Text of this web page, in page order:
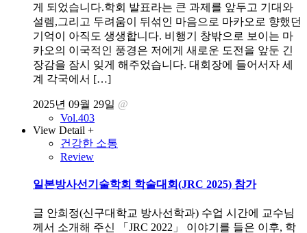
게 되었습니다.학회 발표라는 큰 과제를 앞두고 기대와
설렘,그리고 두려움이 뒤섞인 마음으로 마카오로 향했던
기억이 아직도 생생합니다. 비행기 창밖으로 보이는 마
카오의 이국적인 풍경은 저에게 새로운 도전을 앞둔 긴
장감을 잠시 잊게 해주었습니다. 대회장에 들어서자 세
계 각국에서 […]
2025년 09월 29일 @
Vol.403
View Detail +
건강한 소통
Review
일본방사선기술학회 학술대회(JRC 2025) 참가
글 안희정(신구대학교 방사선학과) 수업 시간에 교수님
께서 소개해 주신 「JRC 2022」 이야기를 들은 이후, 학